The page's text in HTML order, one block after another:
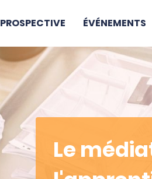
PROSPECTIVE ÉVÉNEMENTS
Le